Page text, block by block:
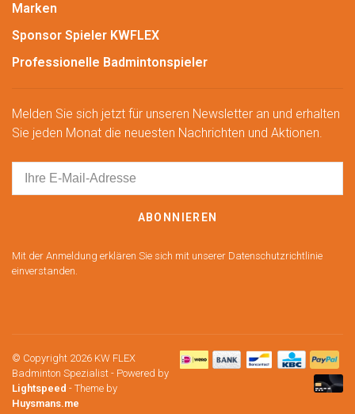
Marken
Sponsor Spieler KWFLEX
Professionelle Badmintonspieler
Melden Sie sich jetzt für unseren Newsletter an und erhalten
Sie jeden Monat die neuesten Nachrichten und Aktionen.
ABONNIEREN
Mit der Anmeldung erklären Sie sich mit unserer Datenschutzrichtlinie
einverstanden.
© Copyright 2026 KW FLEX
Badminton Spezialist - Powered by
Lightspeed - Theme by
Huysmans.me